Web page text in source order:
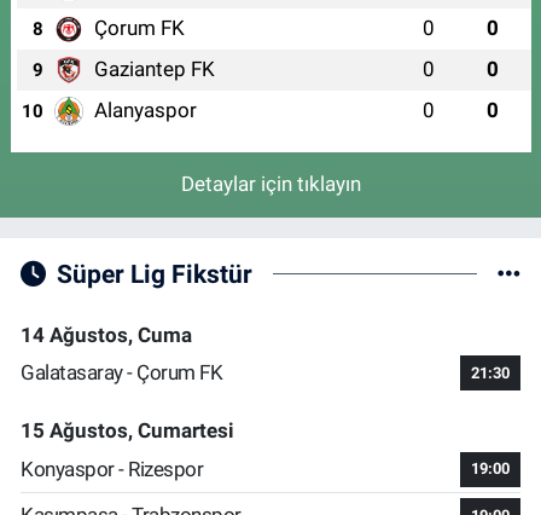
8 Çorum FK 0 0
9 Gaziantep FK 0 0
10 Alanyaspor 0 0
Detaylar için tıklayın
Süper Lig Fikstür
14 Ağustos, Cuma
Galatasaray - Çorum FK
21:30
15 Ağustos, Cumartesi
Konyaspor - Rizespor
19:00